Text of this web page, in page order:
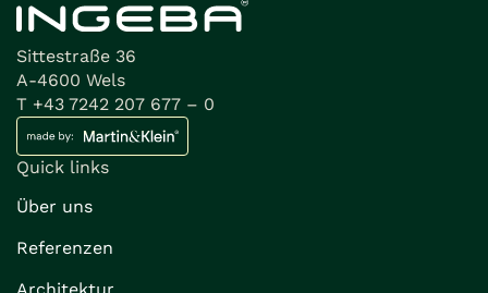
Sittestraße 36
A-4600 Wels
T +43 7242 207 677 – 0
Quick links
Über uns
Referenzen